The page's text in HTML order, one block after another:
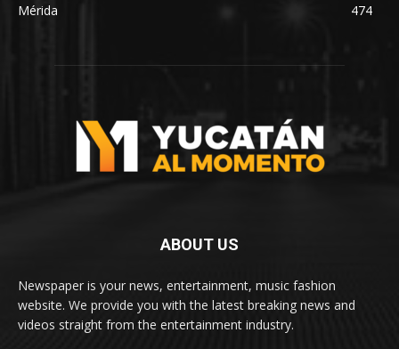
Mérida
474
ABOUT US
Newspaper is your news, entertainment, music fashion
website. We provide you with the latest breaking news and
videos straight from the entertainment industry.